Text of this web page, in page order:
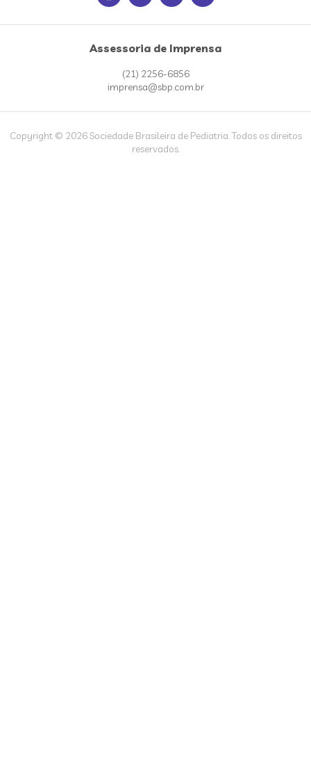
Assessoria de Imprensa
(21) 2256-6856
imprensa@sbp.com.br
Copyright © 2026 Sociedade Brasileira de Pediatria. Todos os direitos
reservados.